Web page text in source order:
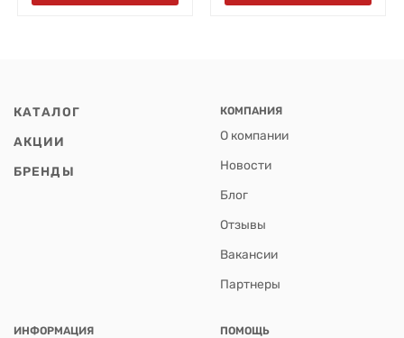
КАТАЛОГ
АКЦИИ
БРЕНДЫ
КОМПАНИЯ
О компании
Новости
Блог
Отзывы
Вакансии
Партнеры
ИНФОРМАЦИЯ ПОМОЩЬ